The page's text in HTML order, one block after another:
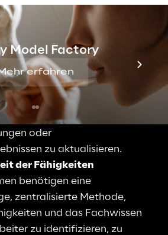
Model Factory
erfahren
zwei große
von Lebensläufen
empfinden es als
und schwierig, ihre
mit neuen Erfahrungen,
oder
zu aktualisieren.
der Fähigkeiten
benötigen eine
zentralisierte Methode,
und das Fachwissen
zu identifizieren, zu